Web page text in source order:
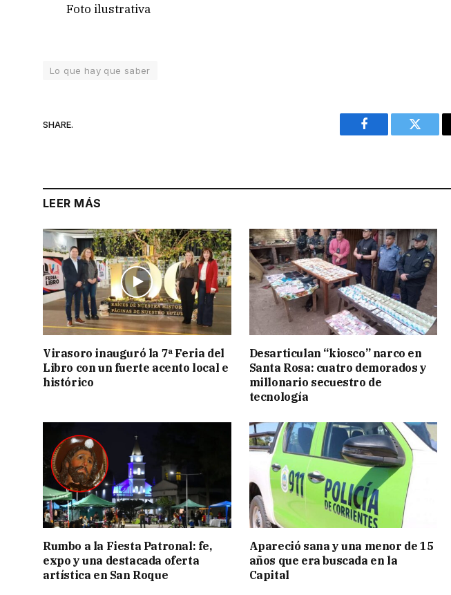
Foto ilustrativa
Lo que hay que saber
SHARE.
Facebook Twitter
LEER MÁS
Virasoro inauguró la 7ª Feria del
Libro con un fuerte acento local e
histórico
Desarticulan “kiosco” narco en
Santa Rosa: cuatro demorados y
millonario secuestro de
tecnología
Rumbo a la Fiesta Patronal: fe,
expo y una destacada oferta
artística en San Roque
Apareció sana y una menor de 15
años que era buscada en la
Capital